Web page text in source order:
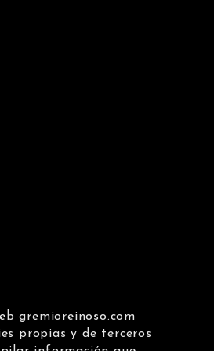
gremioreinoso.com
propias y de terceros